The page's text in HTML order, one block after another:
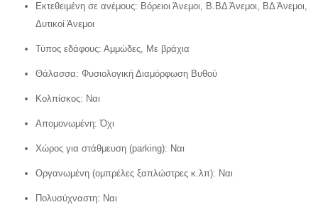
Εκτεθειμένη σε ανέμους: Βόρειοι Άνεμοι, Β.ΒΔ Άνεμοι, ΒΔ Άνεμοι,
Δυτικοί Άνεμοι
Τύπος εδάφους: Αμμώδες, Με βράχια
Θάλασσα: Φυσιολογική Διαμόρφωση Bυθού
Κολπίσκος: Ναι
Απομονωμένη: Όχι
Χώρος για στάθμευση (parking): Ναι
Οργανωμένη (ομπρέλες ξαπλώστρες κ.λπ): Ναι
Πολυσύχναστη: Ναι